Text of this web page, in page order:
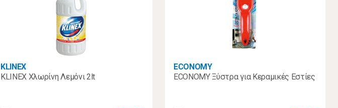
KLINEX
KLINEX Χλωρίνη Λεμόνι 2lt
ECONOMY
ECONOMY Ξύστρα για Κεραμικές Εστίες